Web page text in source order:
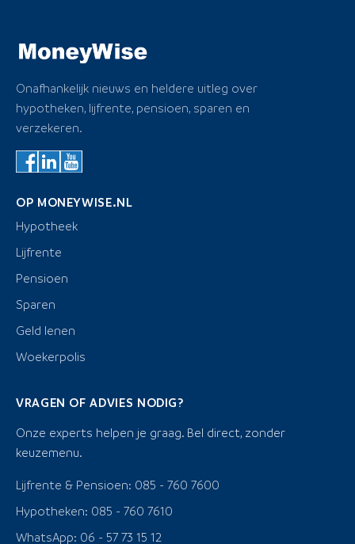
Onafhankelijk nieuws en heldere uitleg over
hypotheken, lijfrente, pensioen, sparen en
verzekeren.
OP MONEYWISE.NL
Hypotheek
Lijfrente
Pensioen
Sparen
Geld lenen
Woekerpolis
VRAGEN OF ADVIES NODIG?
Onze experts helpen je graag. Bel direct, zonder
keuzemenu.
Lijfrente & Pensioen: 085 - 760 7600
Hypotheken: 085 - 760 7610
WhatsApp: 06 - 57 73 15 12